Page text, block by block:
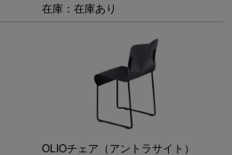
在庫：在庫あり
OLIOチェア（アントラサイト）